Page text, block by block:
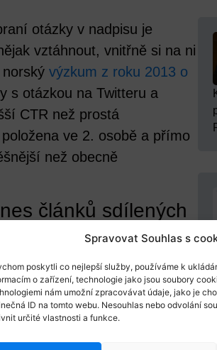
Spravovat Souhlas s
poskytli co nejlepší služby, používáme k
o zařízení, technologie jako jsou soubory
nám umožní zpracovávat údaje, jako je
ID na tomto webu. Nesouhlas nebo odvolání
určité vlastnosti a funkce.
otázky v nadpisu je
vztáhnout, vnitřně si na ni
výzkum z roku 2013 o
s otázkou na Twitteru a
CTR než prostá
ve 2. osobě a přímo
než obecně
článků sdílených
corrupts
by power?
intoxicated by power?